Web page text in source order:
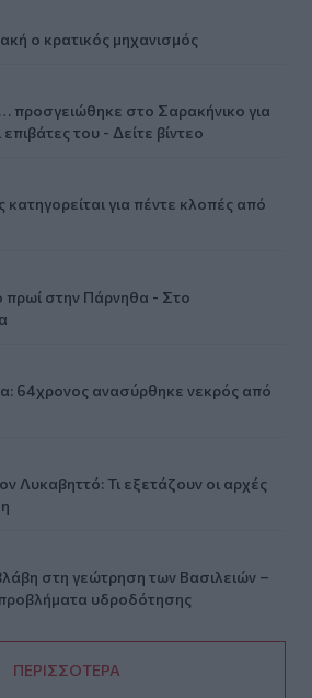
ο κρατικός μηχανισμός
προσγειώθηκε στο Σαρακήνικο για
του - Δείτε βίντεο
για πέντε κλοπές από
πρωί στην Πάρνηθα - Στο
64χρονος ανασύρθηκε νεκρός από
Λυκαβηττό: Τι εξετάζουν οι αρχές
στη γεώτρηση των Βασιλειών –
υδροδότησης
ΠΕΡΙΣΣΟΤΕΡΑ